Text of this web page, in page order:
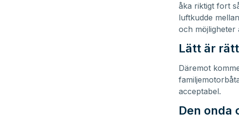
åka riktigt fort
luftkudde
och möjligheter
Lätt är rätt
Däremot
acceptabel.
Den onda